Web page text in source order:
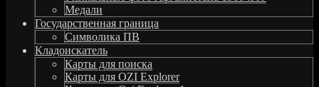
Медали
Государственная граница
Символика ПВ
Кладоискатель
Карты для поиска
Карты для OZI Explorer